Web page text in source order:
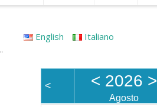
English Italiano
< < 2026 >
Agosto